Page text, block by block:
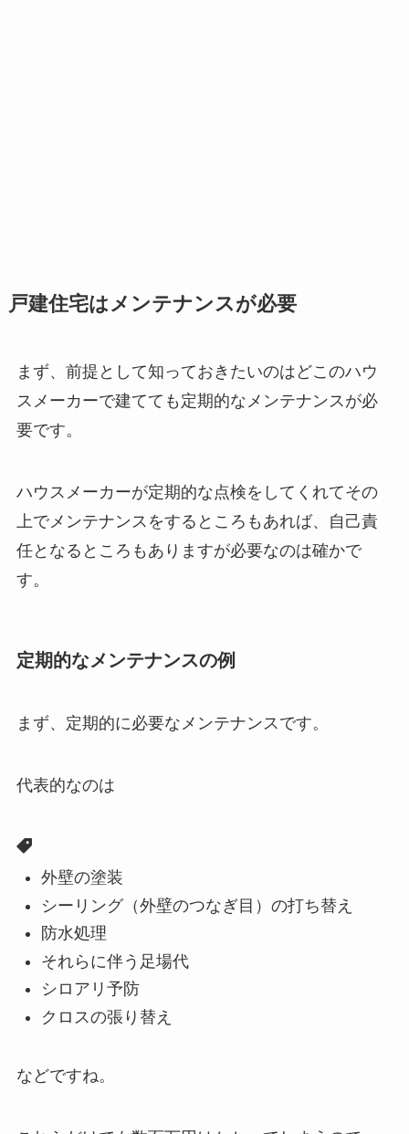
戸建住宅はメンテナンスが必要
まず、前提として知っておきたいのはどこのハウ
スメーカーで建てても定期的なメンテナンスが必
要です。
ハウスメーカーが定期的な点検をしてくれてその
上でメンテナンスをするところもあれば、自己責
任となるところもありますが必要なのは確かで
す。
定期的なメンテナンスの例
まず、定期的に必要なメンテナンスです。
代表的なのは
外壁の塗装
シーリング（外壁のつなぎ目）の打ち替え
防水処理
それらに伴う足場代
シロアリ予防
クロスの張り替え
などですね。